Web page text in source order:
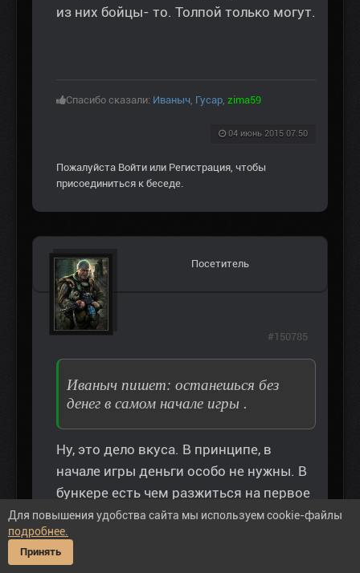
из них бойцы- то. Толпой только могут.
Спасибо сказали: Иваныч, Гусар, zima59
04 июнь 2015 07:50
Пожалуйста Войти или Регистрация, чтобы
присоединиться к беседе.
Посетитель
Иваныч пишет: останешься без
денег в самом начале игры .
Ну, это дело вкуса. В принципе, в
начале игры деньги особо не нужны. В
бункере есть чем разжиться на первое
время. В Лешем крае достаточно
нычек, да и Фейк торгует Барретом и
М60 - на то и мозг контролера за 30
#150785
Для повышения удобства сайта мы используем cookie-файлы
подробнее.
Принять